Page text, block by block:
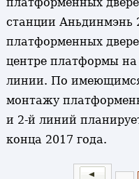
платформенных
станции Аньдинмэнь
платформенных
центре платформы
линии. По
монтажу
и 2-й линий
конца 2017 года.